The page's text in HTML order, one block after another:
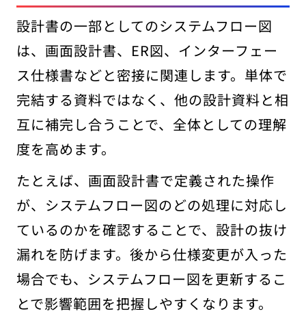
設計書の一部としてのシステムフロー図
は、画面設計書、ER図、インターフェー
ス仕様書などと密接に関連します。単体で
完結する資料ではなく、他の設計資料と相
互に補完し合うことで、全体としての理解
度を高めます。
たとえば、画面設計書で定義された操作
が、システムフロー図のどの処理に対応し
ているのかを確認することで、設計の抜け
漏れを防げます。後から仕様変更が入った
場合でも、システムフロー図を更新するこ
とで影響範囲を把握しやすくなります。